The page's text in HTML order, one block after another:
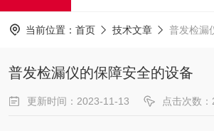
当前位置： 首页 技术文章 普发检漏
普发检漏仪的保障安全的设备
更新时间：2023-11-13 点击次数